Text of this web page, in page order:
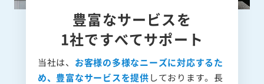
豊富なサービスを
1社ですべてサポート
当社は、 お客様の多様なニーズに対応するた
め、豊富なサービスを提供しております。長